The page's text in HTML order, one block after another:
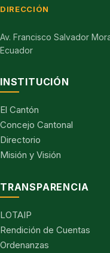
DIRECCIÓN
Av. Francisco Salvador
Ecuador
INSTITUCIÓN
El Cantón
Concejo Cantonal
Directorio
Misión y Visión
TRANSPARENCIA
LOTAIP
Rendición de Cuentas
Ordenanzas